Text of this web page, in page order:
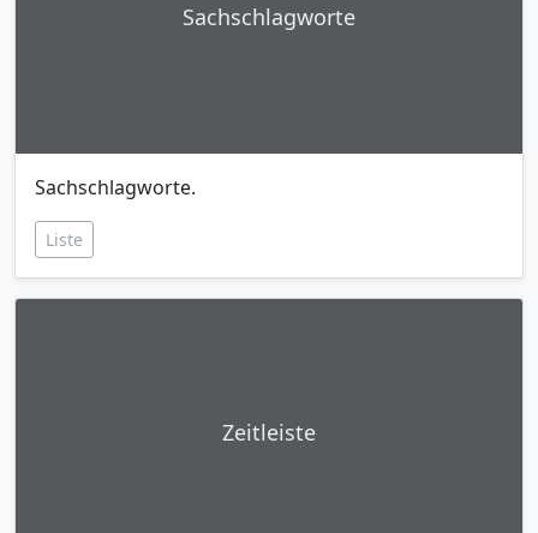
Sachschlagworte
Sachschlagworte.
Liste
Zeitleiste